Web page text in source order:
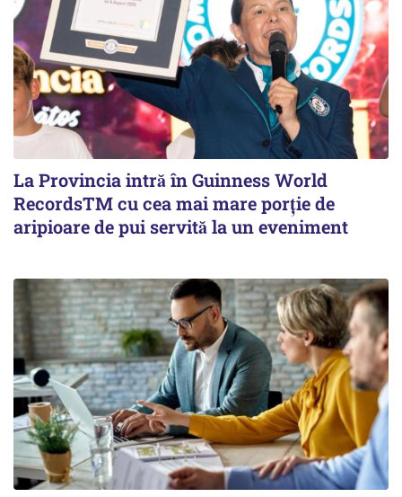
La Provincia intră în Guinness World
RecordsTM cu cea mai mare porție de
aripioare de pui servită la un eveniment